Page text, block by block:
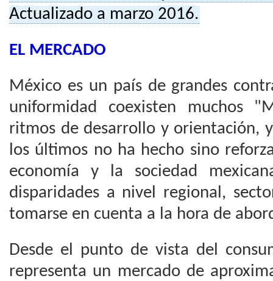
Actualizado a marzo 2016.
EL MERCADO
México es un país de grandes
uniformidad coexisten muchos
ritmos de desarrollo y orientación,
los últimos no ha hecho sino
economía y la sociedad
disparidades a nivel regional,
tomarse en cuenta a la hora de
Desde el punto de vista del
representa un mercado de